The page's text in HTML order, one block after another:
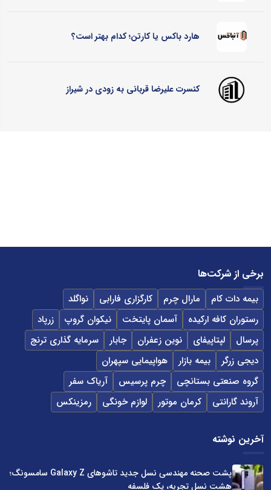
هارد باکس یا کارتن؛ کدام بهتر است؟
کنسرت علیرضا قربانی به زودی در شیراز
برخی از شرکت‌ها
بیمه دات کام مارال چرم کارگزاری فارابی
نواگلد
رستوران کافه ارکیده
آسمان پایتخت نیکوان گروپ
زرپاد
پرسال
لپتاپیفای نوین زعفران جابار
سرمایه گذاری ترنج
دیجی زرگر
بیمه بازار
هواپیمایی سپهران
گروه صنعتی بستانچی
چرم پرسیس
آریاک سفر
آروند گارانتی
کرمان موتور لوازم خونگی رمزینکس
آخرین نوشته
پشت صحنه مهندسی نسل جدید تاشوهای Galaxy Z سامسونگ؛
هشت نسل تجربه، یک فلسفه